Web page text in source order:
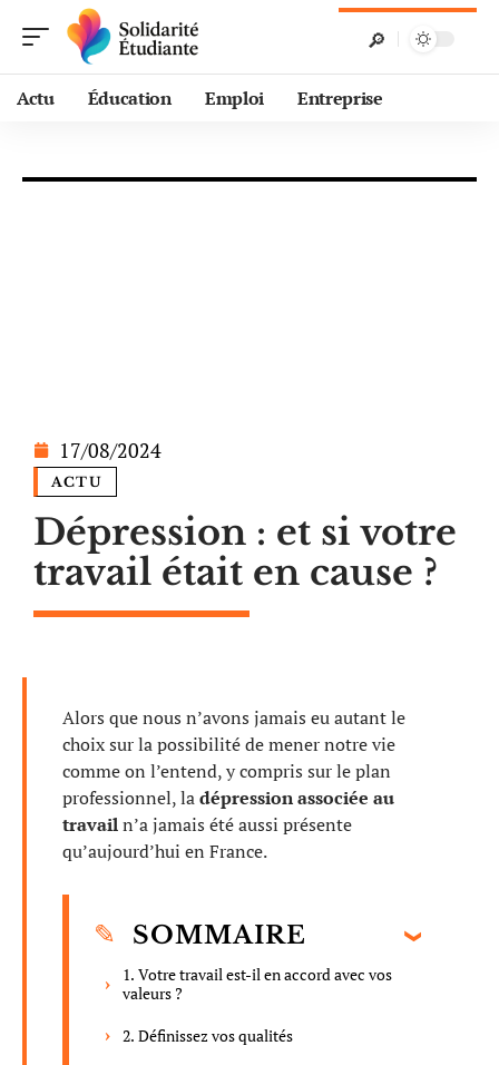
Actu Éducation Emploi Entreprise
17/08/2024
ACTU
Dépression : et si votre
travail était en cause ?
Alors que nous n’avons jamais eu autant le
choix sur la possibilité de mener notre vie
comme on l’entend, y compris sur le plan
professionnel, ladépression associée au
travailn’a jamais été aussi présente
qu’aujourd’hui en France.
SOMMAIRE
1. Votre travail est-il en accord avec vos
valeurs ?
2. Définissez vos qualités